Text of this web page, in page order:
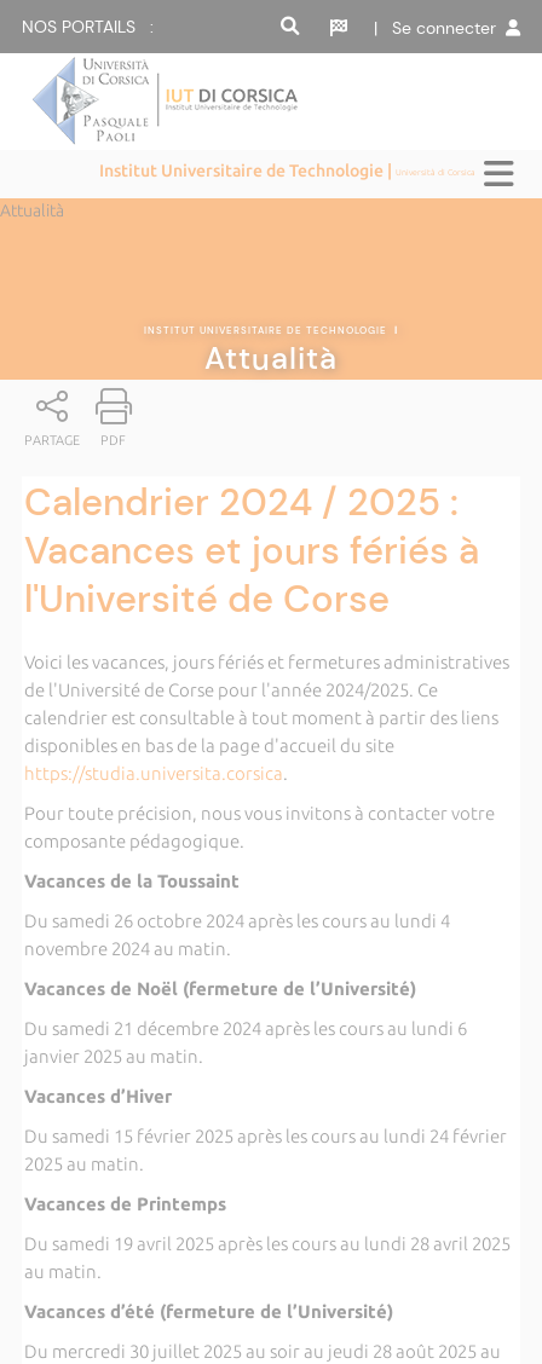
NOS PORTAILS : | Se connecter
Institut Universitaire de Technologie |Università di Corsica
Attualità
INSTITUT UNIVERSITAIRE DE TECHNOLOGIE |
Attualità
PARTAGE PDF
Calendrier 2024 / 2025 :
Vacances et jours fériés à
l'Université de Corse
Voici les vacances, jours fériés et fermetures administratives
de l'Université de Corse pour l'année 2024/2025. Ce
calendrier est consultable à tout moment à partir des liens
disponibles en bas de la page d'accueil du site
https://studia.universita.corsica.
Pour toute précision, nous vous invitons à contacter votre
composante pédagogique.
Vacances de la Toussaint
Du samedi 26 octobre 2024 après les cours au lundi 4
novembre 2024 au matin.
Vacances de Noël (fermeture de l’Université)
Du samedi 21 décembre 2024 après les cours au lundi 6
janvier 2025 au matin.
Vacances d’Hiver
Du samedi 15 février 2025 après les cours au lundi 24 février
2025 au matin.
Vacances de Printemps
Du samedi 19 avril 2025 après les cours au lundi 28 avril 2025
au matin.
Vacances d’été (fermeture de l’Université)
Du mercredi 30 juillet 2025 au soir au jeudi 28 août 2025 au